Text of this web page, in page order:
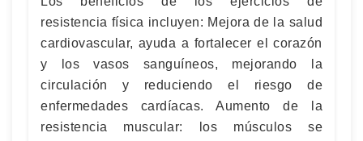
resistencia física incluyen: Mejora de la salud
cardiovascular, ayuda a fortalecer el corazón
y los vasos sanguíneos, mejorando la
circulación y reduciendo el riesgo de
enfermedades cardíacas. Aumento de la
resistencia muscular: los músculos se